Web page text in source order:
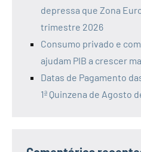
depressa que Zona
trimestre 2026
Consumo privado e
ajudam PIB a crescer
Datas de Pagamento
1ª Quinzena de Agosto